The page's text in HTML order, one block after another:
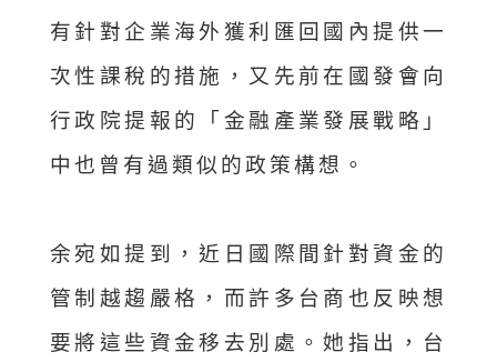
有針對企業海外獲利匯回國內提供一
次性課稅的措施，又先前在國發會向
行政院提報的「金融產業發展戰略」
中也曾有過類似的政策構想。
余宛如提到，近日國際間針對資金的
管制越趨嚴格，而許多台商也反映想
要將這些資金移去別處。她指出，台